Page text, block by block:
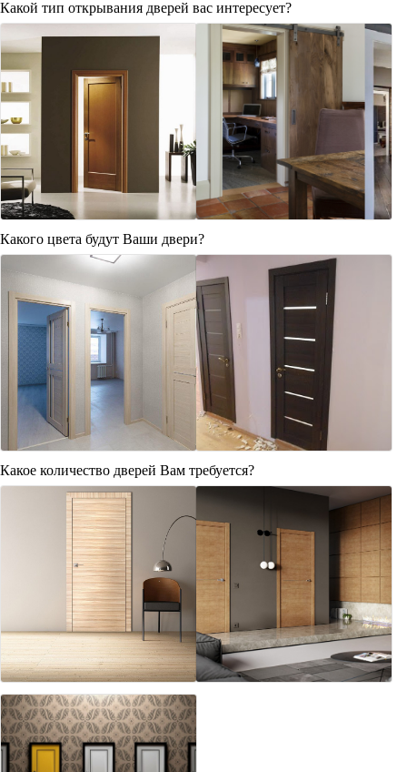
Какой тип открывания дверей вас интересует?
Какого цвета будут Ваши двери?
Какое количество дверей Вам требуется?